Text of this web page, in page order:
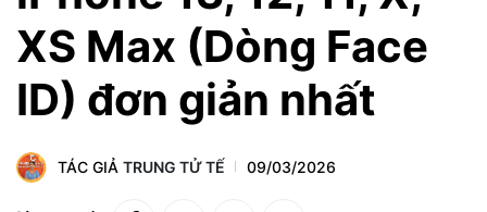
XS Max (Dòng Face
ID) đơn giản nhất
TÁC GIẢ TRUNG TỬ TẾ 09/03/2026